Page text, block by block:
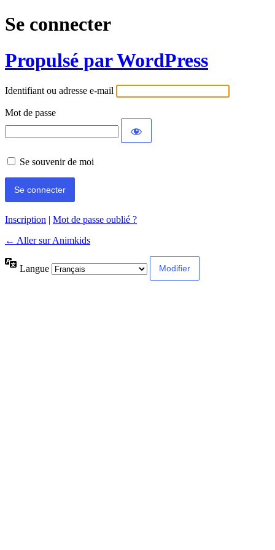
Se connecter
Propulsé par WordPress
Identifiant ou adresse e-mail
Mot de passe
Se souvenir de moi
Inscription | Mot de passe oublié ?
← Aller sur Animkids
Langue